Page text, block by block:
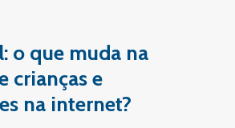
o que muda na
crianças e
na internet?